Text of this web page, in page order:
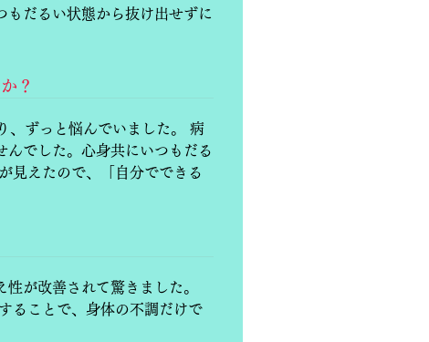
もだるい状態から抜け出せずに
？
、ずっと悩んでいました。 病
んでした。心身共にいつもだる
見えたので、「自分でできる
が改善されて驚きました。
ることで、身体の不調だけで